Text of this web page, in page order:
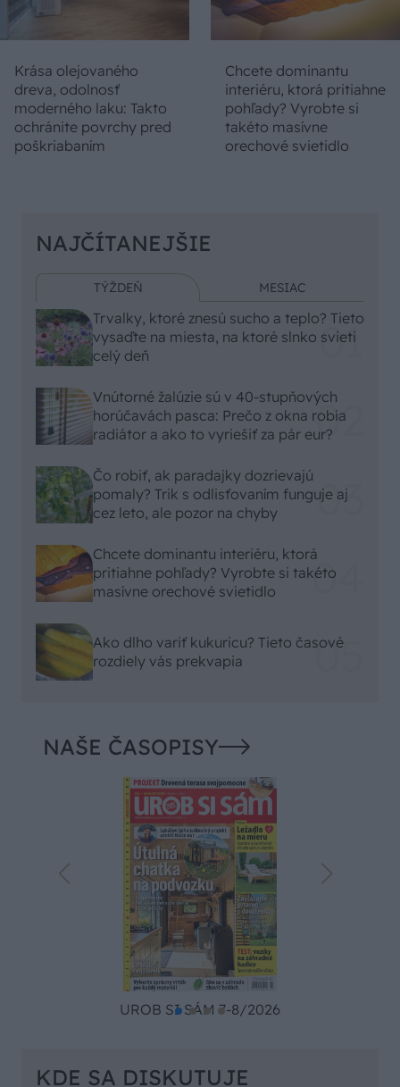
Krása olejovaného
dreva, odolnosť
moderného laku: Takto
ochránite povrchy pred
poškriabaním
Chcete dominantu
interiéru, ktorá pritiahne
pohľady? Vyrobte si
takéto masívne
orechové svietidlo
NAJČÍTANEJŠIE
TÝŽDEŇ MESIAC
Trvalky, ktoré znesú sucho a teplo? Tieto
vysaďte na miesta, na ktoré slnko svieti
celý deň
Vnútorné žalúzie sú v 40-stupňových
horúčavách pasca: Prečo z okna robia
radiátor a ako to vyriešiť za pár eur?
Čo robiť, ak paradajky dozrievajú
pomaly? Trik s odlisťovaním funguje aj
cez leto, ale pozor na chyby
Chcete dominantu interiéru, ktorá
pritiahne pohľady? Vyrobte si takéto
masívne orechové svietidlo
Ako dlho variť kukuricu? Tieto časové
rozdiely vás prekvapia
NAŠE ČASOPISY
UROB SI SÁM 7-8/2026
KDE SA DISKUTUJE